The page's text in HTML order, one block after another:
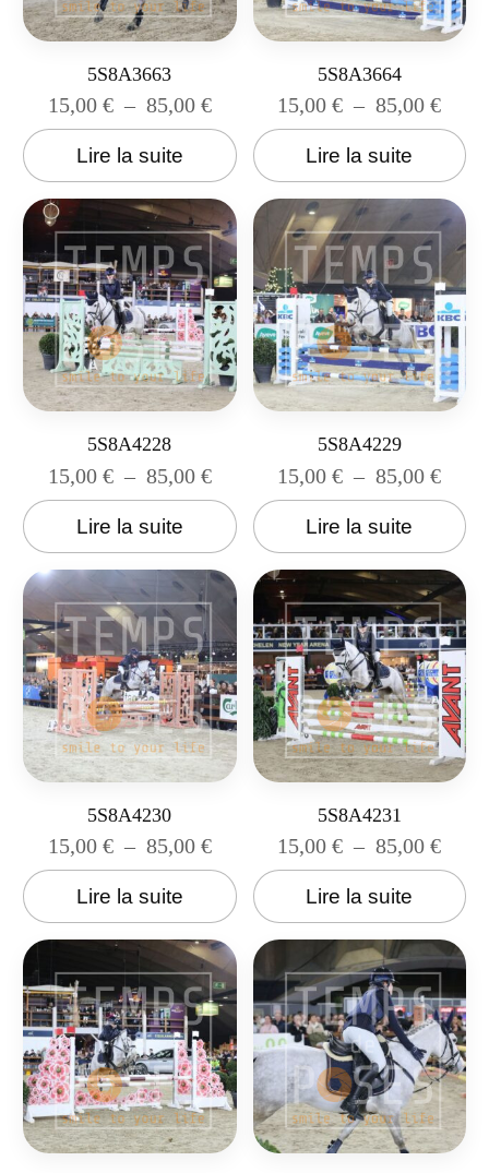
5S8A3663
15,00 € – 85,00 €
Lire la suite
5S8A3664
15,00€ – 85,00€
Lire la suite
5S8A4228
15,00 € – 85,00 €
Lire la suite
5S8A4229
15,00€ – 85,00€
Lire la suite
5S8A4230
15,00 € – 85,00 €
Lire la suite
5S8A4231
15,00€ – 85,00€
Lire la suite